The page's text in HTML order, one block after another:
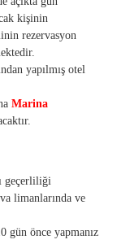
kişinin
rezervasyon
yapılmış otel
Marina
geçerliliği
limanlarında ve
gün önce yapmanız